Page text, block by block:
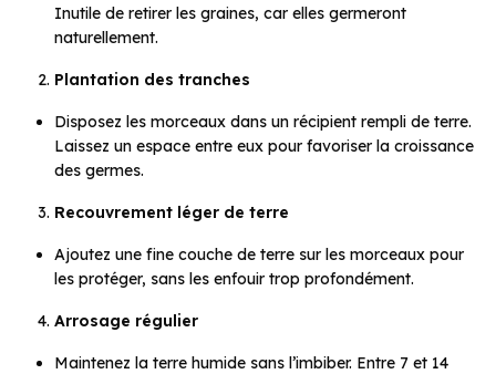
Inutile de retirer les graines, car elles germeront
naturellement.
Plantation des tranches
Disposez les morceaux dans un récipient rempli de terre.
Laissez un espace entre eux pour favoriser la croissance
des germes.
Recouvrement léger de terre
Ajoutez une fine couche de terre sur les morceaux pour
les protéger, sans les enfouir trop profondément.
Arrosage régulier
Maintenez la terre humide sans l’imbiber. Entre 7 et 14